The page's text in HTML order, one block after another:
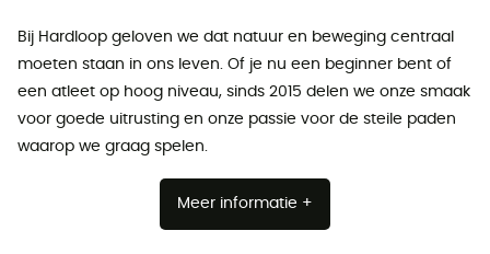
Bij Hardloop geloven we dat natuur en beweging centraal
moeten staan ​​in ons leven. Of je nu een beginner bent of
een atleet op hoog niveau, sinds 2015 delen we onze smaak
voor goede uitrusting en onze passie voor de steile paden
waarop we graag spelen.
Meer informatie +